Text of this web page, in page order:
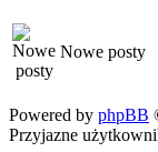
Nowe posty
Powered by phpBB
Przyjazne